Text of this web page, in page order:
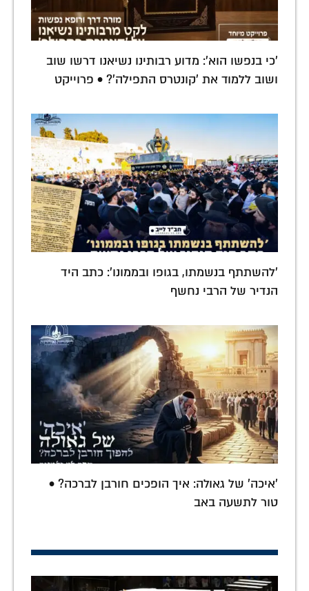
'כי בנפשו הוא': מדוע רבותינו נשיאנו דרשו שוב
ושוב ללמוד את 'קונטרס התפילה'? • פרוייקט
'להשתתף בנשמתו, בגופו ובממונו': כתב היד
הנדיר של הרבי נחשף
'איכה' של גאולה: איך הופכים חורבן לברכה? •
טור לתשעה באב